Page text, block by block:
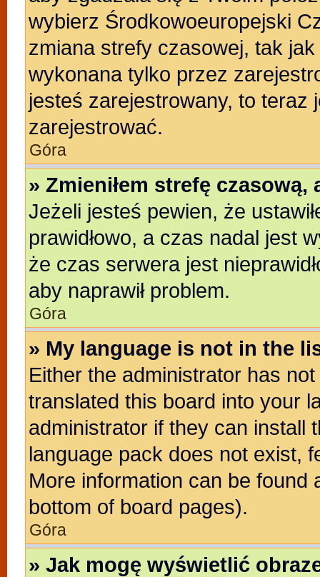
wybierz Środkowoeuropejski
zmiana strefy czasowej, tak
wykonana tylko przez
jesteś zarejestrowany, to teraz
zarejestrować.
Góra
» Zmieniłem strefę
Jeżeli jesteś pewien, że
prawidłowo, a czas nadal jest
że czas serwera jest
aby naprawił problem.
Góra
» My language is not in the
Either the administrator has
translated this board into your
administrator if they can install
language pack does not exist,
More information can be found
bottom of board pages).
Góra
» Jak mogę wyświetlić